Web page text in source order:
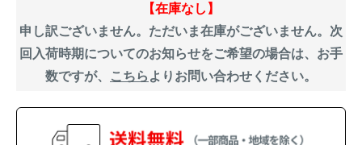
【在庫なし】
申し訳ございません。ただいま在庫がございません。次
回入荷時期についてのお知らせをご希望の場合は、お手
数ですが、
こちら よりお問い合わせください。
閉じる